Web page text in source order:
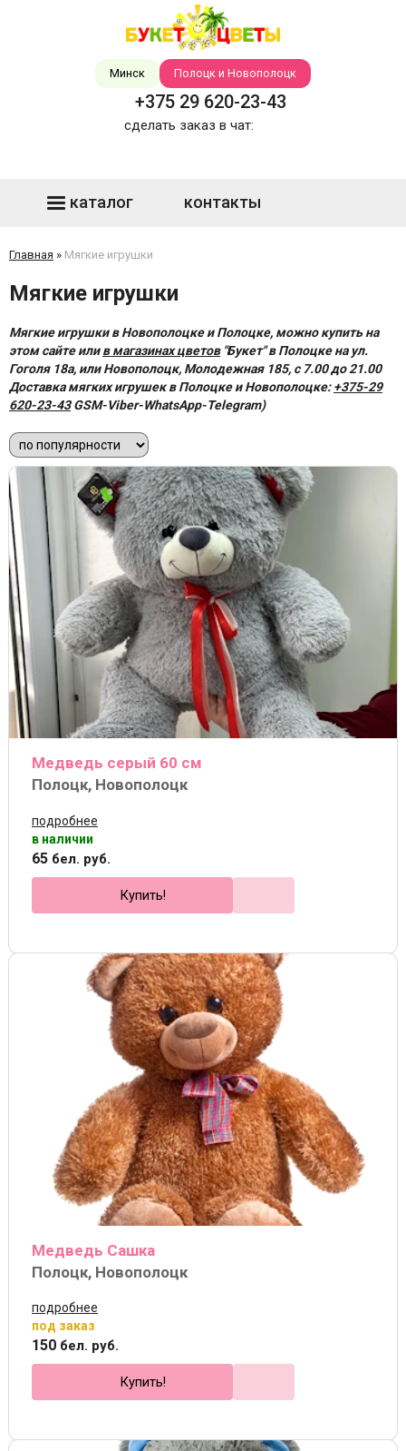
Минск Полоцк и Новополоцк
+375 29 620-23-43
сделать заказ в чат:
каталог контакты
Главная » Мягкие игрушки
Мягкие игрушки
Мягкие игрушки в Новополоцке и Полоцке, можно купить на
этом сайте илив магазинах цветов"Букет" в Полоцке на ул.
Гоголя 18a, или Новополоцк, Молодежная 185, с 7.00 до 21.00
Доставка мягких игрушек в Полоцке и Новополоцке:+375-29
620-23-43GSM-Viber-WhatsApp-Telegram)
Медведь серый 60 см
Полоцк, Новополоцк
подробнее
в наличии
65 бел. руб.
Купить!
Медведь Сашка
Полоцк, Новополоцк
подробнее
под заказ
150 бел. руб.
Купить!